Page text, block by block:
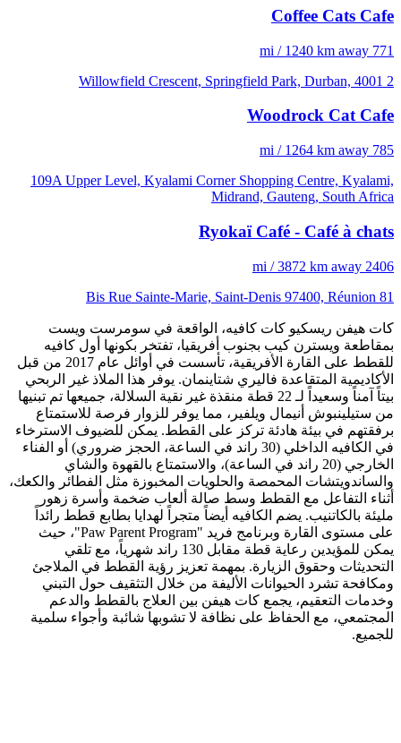
Coffee Cats Cafe
771 mi / 1240 km away
2 Willowfield Crescent, Springfield Park, Durban, 4001
Woodrock Cat Cafe
785 mi / 1264 km away
109A Upper Level, Kyalami Corner Shopping Centre, Kyalami,
Midrand, Gauteng, South Africa
Ryokaï Café - Café à chats
2406 mi / 3872 km away
81 Bis Rue Sainte-Marie, Saint-Denis 97400, Réunion
كات هيفن ريسكيو كات كافيه، الواقعة في سومرست ويست
بمقاطعة ويسترن كيب بجنوب أفريقيا، تفتخر بكونها أول كافيه
للقطط على القارة الأفريقية، تأسست في أوائل عام 2017 من قبل
الأكاديمية المتقاعدة فاليري شتاينمان. يوفر هذا الملاذ غير الربحي
بيتاً آمناً وسعيداً لـ 22 قطة منقذة غير نقية السلالة، جميعها تم تبنيها
من ستيلينبوش أنيمال ويلفير، مما يوفر للزوار فرصة للاستمتاع
برفقتهم في بيئة هادئة تركز على القطط. يمكن للضيوف الاسترخاء
في الكافيه الداخلي (30 راند في الساعة، الحجز ضروري) أو الفناء
الخارجي (20 راند في الساعة)، والاستمتاع بالقهوة والشاي
والساندويتشات المحمصة والحلويات المخبوزة مثل الفطائر والكعك،
أثناء التفاعل مع القطط وسط صالة ألعاب ضخمة وأسرة زهور
مليئة بالكاتنيب. يضم الكافيه أيضاً متجراً لهدايا بطابع قطط رائداً
على مستوى القارة وبرنامج فريد "Paw Parent Program"، حيث
يمكن للمؤيدين رعاية قطة مقابل 130 راند شهرياً، مع تلقي
التحديثات وحقوق الزيارة. بمهمة تعزيز رؤية القطط في الملاجئ
ومكافحة تشرد الحيوانات الأليفة من خلال التثقيف حول التبني
وخدمات التعقيم، يجمع كات هيفن بين العلاج بالقطط والدعم
المجتمعي، مع الحفاظ على نظافة لا تشوبها شائبة وأجواء سلمية
للجميع.